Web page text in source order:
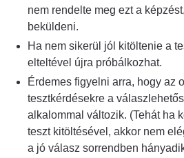
nem rendelte meg ezt a
beküldeni.
Ha nem sikerül jól kitöltenie a
elteltével újra próbálkozhat.
Érdemes figyelni arra, hogy az
tesztkérdésekre a
alkalommal változik. (Tehát ha
teszt kitöltésével, akkor nem
a jó válasz sorrendben